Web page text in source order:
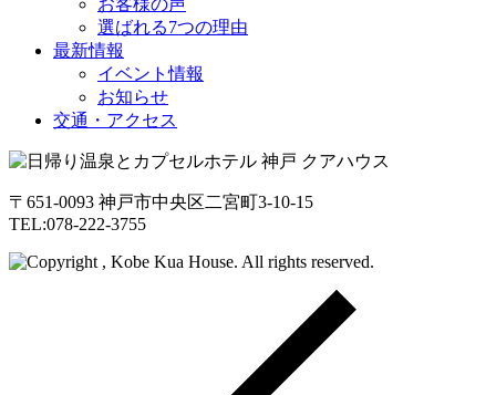
選ばれる7つの理由
最新情報
イベント情報
お知らせ
交通・アクセス
〒651-0093 神戸市中央区二宮町3-10-15
TEL:078-222-3755